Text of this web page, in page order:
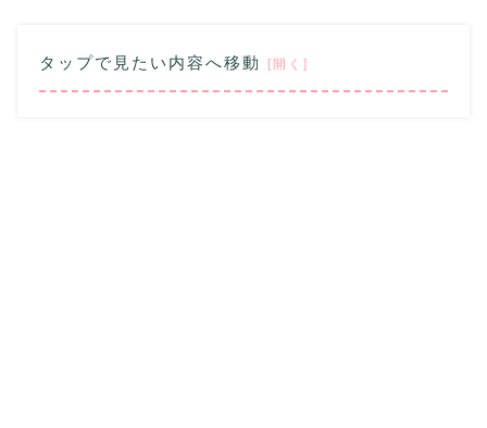
タップで見たい内容へ移動